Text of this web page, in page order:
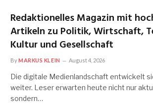
Redaktionelles Magazin mit
Artikeln zu Politik, Wirtschaft,
Kultur und Gesellschaft
ByMARKUS KLEIN August 4, 2026
Die digitale Medienlandschaft entwickelt
weiter. Leser erwarten heute nicht nur
sondern…